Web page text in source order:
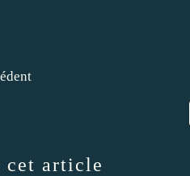
cet article